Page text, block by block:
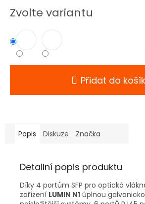
cena:
Zvolte variantu
Přidat do
Popis Diskuze Značka
Detailní popis produktu
Díky 4 portům SFP pro optická
zařízení LUMIN N1 úplnou